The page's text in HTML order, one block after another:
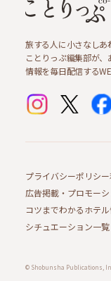
旅する人に小さなしあ
ことりっぷ編集部が
情報を毎日配信する
プライバシーポリシー
広告掲載・プロモー
コツまでわかるホテ
シチュエーション一覧
© Shobunsha Publications,